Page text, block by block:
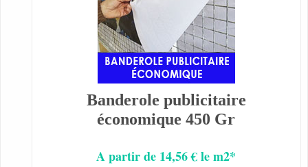
Banderole publicitaire
économique 450 Gr
A partir de 14,56 € le m2*